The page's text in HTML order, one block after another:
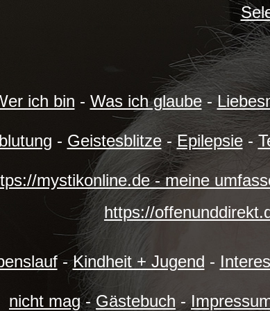
ich bin - Was ich glaube-
- Geistesblitze-Epilepsie-
mystikonline.de - meine
https://
-Kindheit + Jugend -
nicht mag-Gästebuch -